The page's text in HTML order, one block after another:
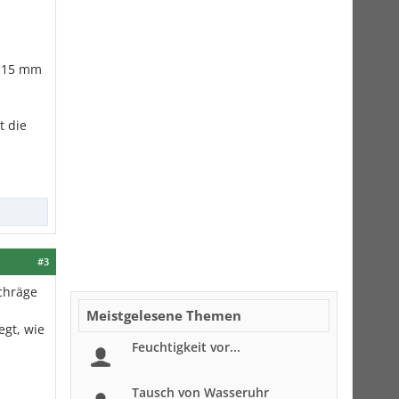
mm
die
#3
wie
Meistgelesene Themen
Feuchtigkeit vor...
Tausch von Wasseruhr